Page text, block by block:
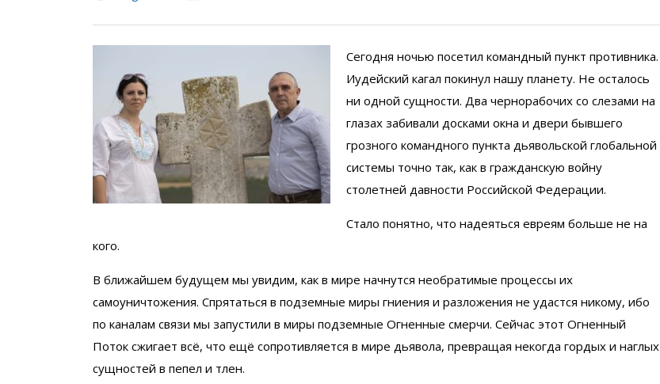
Сегодня ночью посетил командный пункт противника.
Иудейский кагал покинул нашу планету. Не осталось
ни одной сущности. Два чернорабочих со слезами на
глазах забивали досками окна и двери бывшего
грозного командного пункта дьявольской глобальной
системы точно так, как в гражданскую войну
столетней давности Российской Федерации.
Стало понятно, что надеяться евреям больше не на
кого.
В ближайшем будущем мы увидим, как в мире начнутся необратимые процессы их
самоуничтожения. Спрятаться в подземные миры гниения и разложения не удастся никому, ибо
по каналам связи мы запустили в миры подземные Огненные смерчи. Сейчас этот Огненный
Поток сжигает всё, что ещё сопротивляется в мире дьявола, превращая некогда гордых и наглых
сущностей в пепел и тлен.